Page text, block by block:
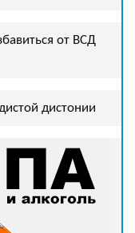
от ВСД
дистонии